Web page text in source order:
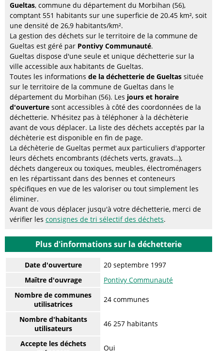
Gueltas, commune du département du Morbihan (56),
comptant 551 habitants sur une superficie de 20.45 km², soit
une densité de 26,9 habitants/km².
La gestion des déchets sur le territoire de la commune de
Gueltas est géré par Pontivy Communauté.
Gueltas dispose d'une seule et unique déchetterie sur la
ville accessible aux habitants de Gueltas.
Toutes les informations de la déchetterie de Gueltas située
sur le territoire de la commune de Gueltas dans le
département du Morbihan (56). Les jours et horaire
d'ouverture sont accessibles à côté des coordonnées de la
déchetterie. N'hésitez pas à téléphoner à la déchèterie
avant de vous déplacer. La liste des déchets acceptés par la
déchèterie est disponible en fin de page.
La déchèterie de Gueltas permet aux particuliers d'apporter
leurs déchets encombrants (déchets verts, gravats…),
déchets dangereux ou toxiques, meubles, électroménagers
en les répartissant dans des bennes et conteneurs
spécifiques en vue de les valoriser ou tout simplement les
éliminer.
Avant de vous déplacer jusqu'à votre déchetterie, merci de
vérifier les consignes de tri sélectif des déchets.
Plus d'informations sur la déchetterie
Date d'ouverture
20 septembre 1997
Maître d'ouvrage
Pontivy Communauté
Nombre de communes
utilisatrices
24 communes
Nombre d'habitants
utilisateurs
46 257 habitants
Accepte les déchets
Oui